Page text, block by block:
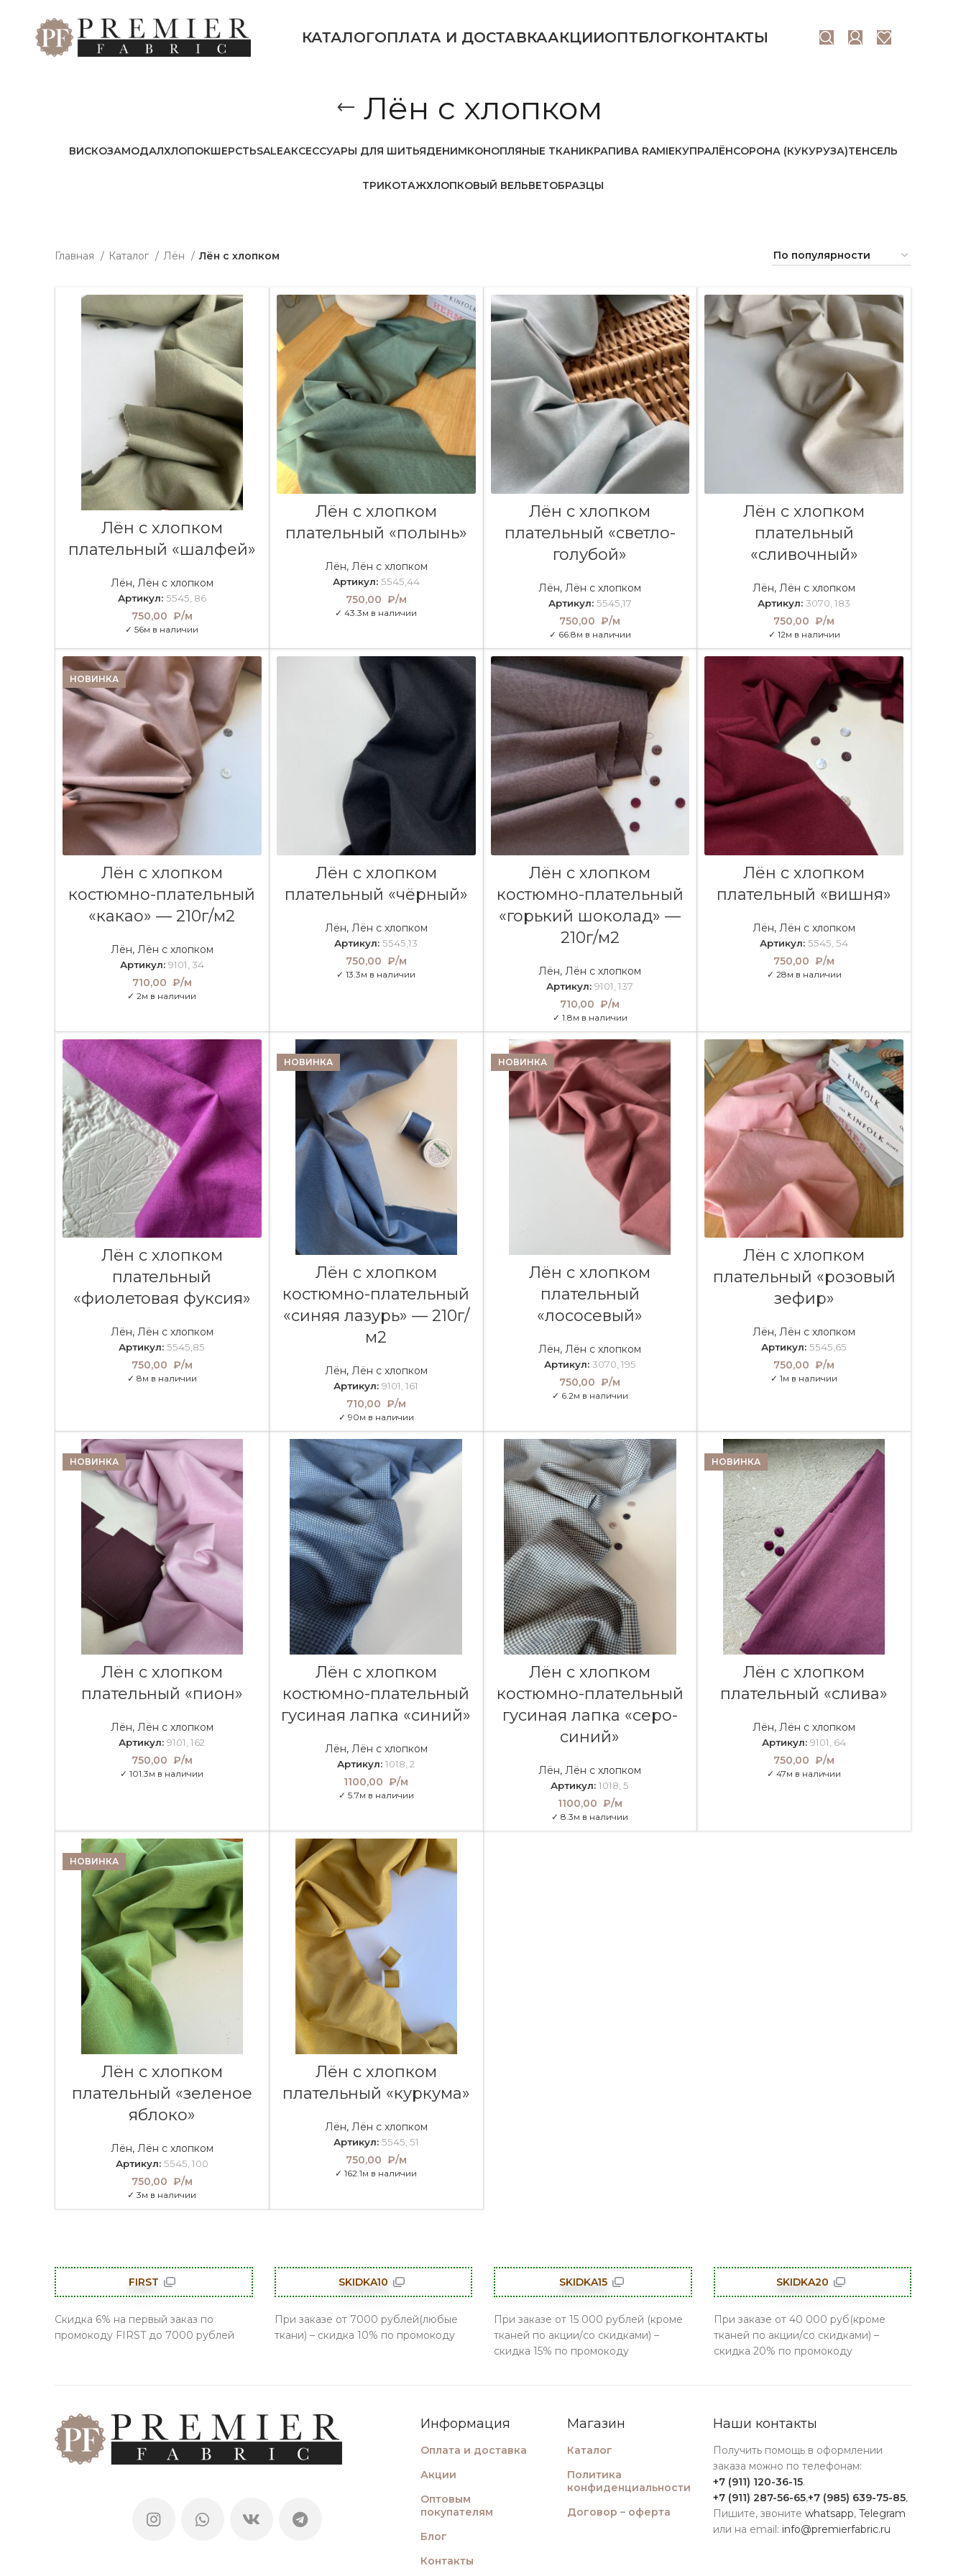
КАТАЛОГОПЛАТА И ДОСТАВКААКЦИИОПТБЛОГКОНТАКТЫ
Лён с хлопком
ВИСКОЗАМОДАЛХЛОПОКШЕРСТЬSALEАКСЕССУАРЫ ДЛЯ ШИТЬЯДЕНИМКОНОПЛЯНЫЕ ТКАНИКРАПИВА RAMIEКУПРАЛЁНСОРОНА (КУКУРУЗА)ТЕНСЕЛЬ
ТРИКОТАЖХЛОПКОВЫЙ ВЕЛЬВЕТОБРАЗЦЫ
Главная Каталог Лён Лён с хлопком
Лён с хлопком
плательный «шалфей»
Лён, Лён с хлопком
Артикул: 5545, 86
750,00 ₽/м
✓ 56м в наличии
Лён с хлопком
плательный «полынь»
Лён, Лён с хлопком
Артикул: 5545,44
750,00 ₽/м
✓ 43.3м в наличии
Лён с хлопком
плательный «светло-
голубой»
Лён,Лён с хлопком
Артикул: 5545,17
750,00 ₽/м
✓ 66.8м в наличии
Лён с хлопком
плательный
«сливочный»
Лён,Лён с хлопком
Артикул: 3070, 183
750,00 ₽/м
✓ 12м в наличии
НОВИНКА
Лён с хлопком
костюмно-плательный
«какао» — 210г/м2
Лён, Лён с хлопком
Артикул: 9101, 34
710,00 ₽/м
✓ 2м в наличии
Лён с хлопком
плательный «чёрный»
Лён, Лён с хлопком
Артикул:5545,13
750,00 ₽/м
✓ 13.3м в наличии
Лён с хлопком
костюмно-плательный
«горький шоколад» —
210г/м2
Лён,Лён с хлопком
Артикул:9101, 137
710,00 ₽/м
✓ 1.8м в наличии
Лён с хлопком
плательный «вишня»
Лён,Лён с хлопком
Артикул:5545, 54
750,00 ₽/м
✓ 28м в наличии
Лён с хлопком
плательный
«фиолетовая фуксия»
Лён, Лён с хлопком
Артикул:5545,85
750,00 ₽/м
✓ 8м в наличии
НОВИНКА
Лён с хлопком
костюмно-плательный
«синяя лазурь» — 210г/
м2
Лён, Лён с хлопком
Артикул:9101, 161
710,00 ₽/м
✓ 90м в наличии
НОВИНКА
Лён с хлопком
плательный
«лососевый»
Лён,Лён с хлопком
Артикул: 3070, 195
750,00 ₽/м
✓ 6.2м в наличии
Лён с хлопком
плательный «розовый
зефир»
Лён,Лён с хлопком
Артикул:5545,65
750,00 ₽/м
✓ 1м в наличии
НОВИНКА
Лён с хлопком
плательный «пион»
Лён, Лён с хлопком
Артикул:9101, 162
750,00 ₽/м
✓ 101.3м в наличии
Лён с хлопком
костюмно-плательный
гусиная лапка «синий»
Лён, Лён с хлопком
Артикул:1018, 2
1100,00 ₽/м
✓ 5.7м в наличии
Лён с хлопком
костюмно-плательный
гусиная лапка «серо-
синий»
Лён,Лён с хлопком
Артикул:1018, 5
1100,00 ₽/м
✓ 8.3м в наличии
НОВИНКА
Лён с хлопком
плательный «слива»
Лён,Лён с хлопком
Артикул:9101, 64
750,00 ₽/м
✓ 47м в наличии
НОВИНКА
Лён с хлопком
плательный «зеленое
яблоко»
Лён, Лён с хлопком
Артикул: 5545, 100
750,00 ₽/м
✓ 3м в наличии
Лён с хлопком
плательный «куркума»
Лён, Лён с хлопком
Артикул: 5545, 51
750,00 ₽/м
✓ 162.1м в наличии
FIRST
Скидка 6% на первый заказ по
промокоду FIRST до 7000 рублей
SKIDKA10
При заказе от 7000 рублей(любые
ткани) – скидка 10% по промокоду
SKIDKA15
При заказе от 15 000 рублей (кроме
тканей по акции/со скидками) –
скидка 15% по промокоду
SKIDKA20
При заказе от 40 000 руб(кроме
тканей по акции/со скидками) –
скидка 20% по промокоду
Информация
Оплата и доставка
Акции
Оптовым
покупателям
Блог
Контакты
Магазин
Каталог
Политика
конфиденциальности
Договор – оферта
Наши контакты
Получить помощь в оформлении
заказа можно по телефонам:
+7 (911) 120-36-15.
+7 (911) 287-56-65,+7 (985) 639-75-85,
Пишите, звонитеwhatsapp,Telegram
или на email: info@premierfabric.ru